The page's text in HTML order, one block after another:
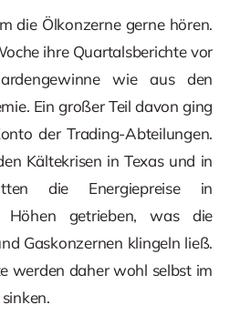
die Ölkonzerne gerne hören.
ihre Quartalsberichte vor
wie aus den
Ein großer Teil davon ging
der Trading-Abteilungen.
Kältekrisen in Texas und in
die Energiepreise in
Höhen getrieben, was die
Gaskonzernen klingeln ließ.
werden daher wohl selbst im